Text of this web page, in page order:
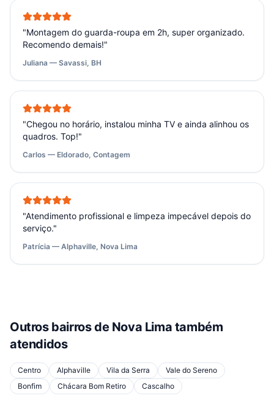
"Montagem do guarda-roupa em 2h, super organizado.
Recomendo demais!"
Juliana — Savassi, BH
"Chegou no horário, instalou minha TV e ainda alinhou os
quadros. Top!"
Carlos — Eldorado, Contagem
"Atendimento profissional e limpeza impecável depois do
serviço."
Patrícia — Alphaville, Nova Lima
Outros bairros de Nova Lima também
atendidos
Centro Alphaville Vila da Serra
Vale do Sereno
Bonfim
Chácara Bom Retiro Cascalho